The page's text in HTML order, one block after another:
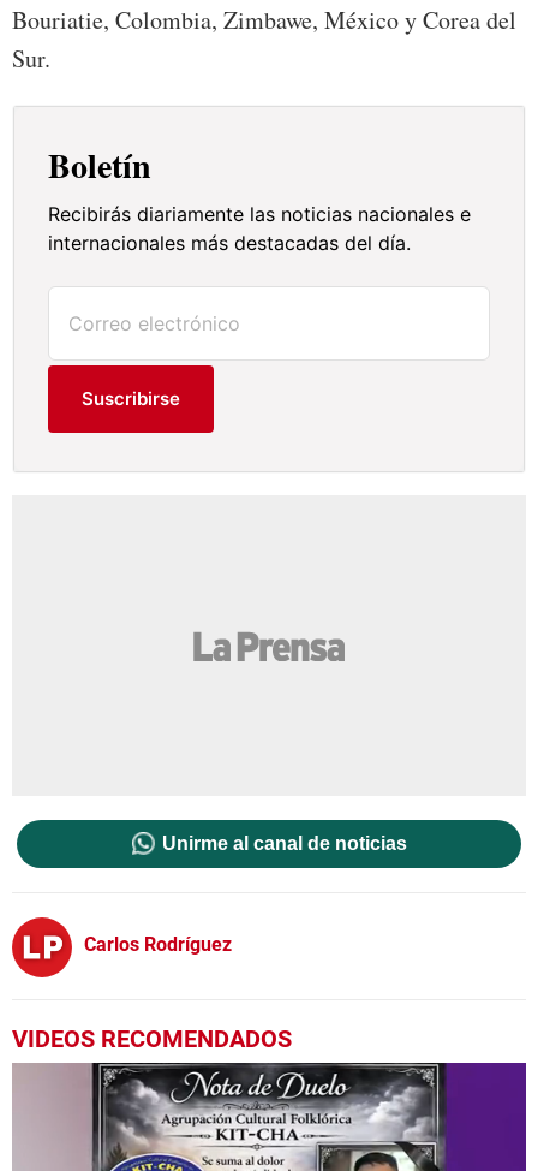
Bouriatie, Colombia, Zimbawe, México y Corea del
Sur.
Boletín
Recibirás diariamente las noticias nacionales e
internacionales más destacadas del día.
Suscribirse
Unirme al canal de noticias
Carlos Rodríguez
VIDEOS RECOMENDADOS